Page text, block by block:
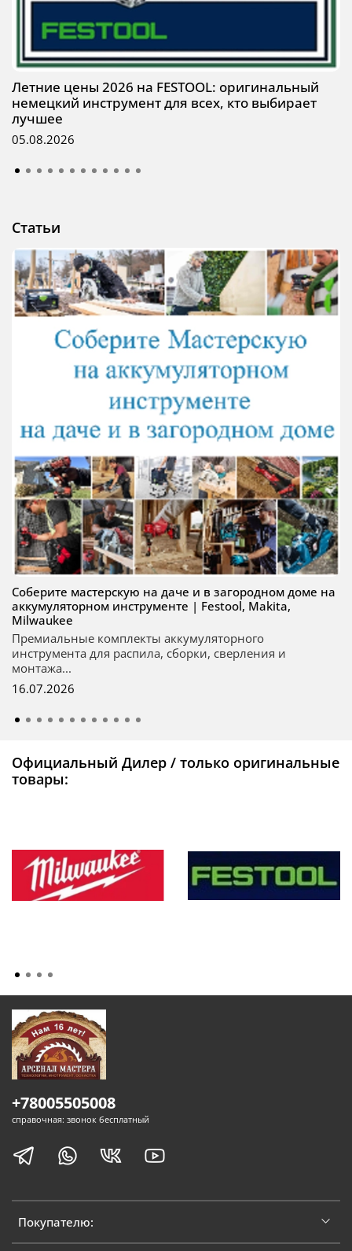
Летние цены 2026 на FESTOOL: оригинальный
немецкий инструмент для всех, кто выбирает
лучшее
05.08.2026
Статьи
Соберите мастерскую на даче и в загородном доме на
аккумуляторном инструменте | Festool, Makita,
Milwaukee
Премиальные комплекты аккумуляторного
инструмента для распила, сборки, сверления и
монтажа...
16.07.2026
Официальный Дилер / только оригинальные
товары:
Покупателю:
+78005505008
справочная: звонок бесплатный